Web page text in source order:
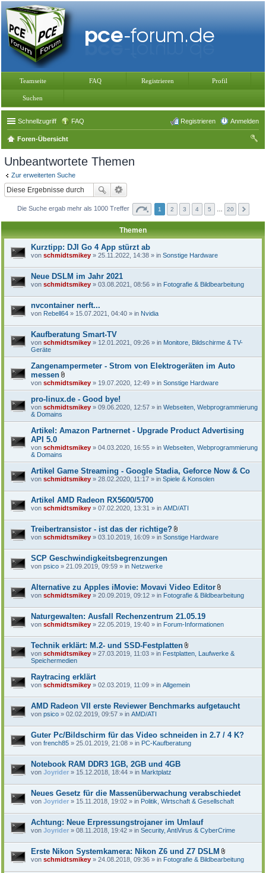
Teamseite FAQ Registrieren Profil
Suchen
Schnellzugriff FAQ Anmelden
Registrieren
Foren-Übersicht
Unbeantwortete Themen
Zur erweiterten Suche
Die Suche ergab mehr als 1000 Treffer 1 2 3 4 5 20
Themen
Kurztipp: DJI Go 4 App stürzt ab
von schmidtsmikey » 25.11.2022, 14:38 » in Sonstige Hardware
Neue DSLM im Jahr 2021
von schmidtsmikey » 03.08.2021, 08:56 » in Fotografie & Bildbearbeitung
nvcontainer nerft...
von Rebell64 » 15.07.2021, 04:40 » in Nvidia
Kaufberatung Smart-TV
von schmidtsmikey » 12.01.2021, 09:26 » in Monitore, Bildschirme & TV-
Geräte
Zangenampermeter - Strom von Elektrogeräten im Auto
messen
D
e
i
n
h
n
g
von schmidtsmikey » 19.07.2020, 12:49 » in Sonstige Hardware
pro-linux.de - Good bye!
von schmidtsmikey » 09.06.2020, 12:57 » in Webseiten, Webprogrammierung
& Domains
Artikel: Amazon Partnernet - Upgrade Product Advertising
API 5.0
von schmidtsmikey » 04.03.2020, 16:55 » in Webseiten, Webprogrammierung
& Domains
Artikel Game Streaming - Google Stadia, Geforce Now & Co
von schmidtsmikey » 28.02.2020, 11:17 » in Spiele & Konsolen
Artikel AMD Radeon RX5600/5700
von schmidtsmikey » 07.02.2020, 13:31 » in AMD/ATI
Treibertransistor - ist das der richtige?
D
t
n
h
a
n
g
von schmidtsmikey » 03.10.2019, 16:09 » in Sonstige Hardware
SCP Geschwindigkeitsbegrenzungen
von psico » 21.09.2019, 09:59 » in Netzwerke
Alternative zu Apples iMovie: Movavi Video Editor
D
t
i
a
n
a
n
von schmidtsmikey » 20.09.2019, 09:12 » in Fotografie & Bildbearbeitung
Naturgewalten: Ausfall Rechenzentrum 21.05.19
von schmidtsmikey » 22.05.2019, 19:40 » in Forum-Informationen
Technik erklärt: M.2- und SSD-Festplatten
D
a
a
von schmidtsmikey » 27.03.2019, 11:03 » in Festplatten, Laufwerke &
Speichermedien
Raytracing erklärt
von schmidtsmikey » 02.03.2019, 11:09 » in Allgemein
AMD Radeon VII erste Reviewer Benchmarks aufgetaucht
von psico » 02.02.2019, 09:57 » in AMD/ATI
Guter Pc/Bildschirm für das Video schneiden in 2.7 / 4 K?
von french85 » 25.01.2019, 21:08 » in PC-Kaufberatung
Notebook RAM DDR3 1GB, 2GB und 4GB
von Joyrider » 15.12.2018, 18:44 » in Marktplatz
Neues Gesetz für die Massenüberwachung verabschiedet
von Joyrider » 15.11.2018, 19:02 » in Politik, Wirtschaft & Gesellschaft
Achtung: Neue Erpressungstrojaner im Umlauf
von Joyrider » 08.11.2018, 19:42 » in Security, AntiVirus & CyberCrime
Erste Nikon Systemkamera: Nikon Z6 und Z7 DSLM
D
t
von schmidtsmikey » 24.08.2018, 09:36 » in Fotografie & Bildbearbeitung